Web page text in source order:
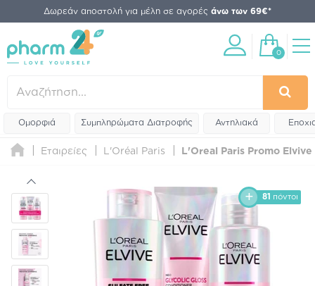
Δωρεάν αποστολή για μέλη σε αγορές άνω των 69€*
0
Ομορφιά Συμπληρώματα Διατροφής Αντηλιακά
Εταιρείες L'Oréal Paris L'Oreal Paris Promo
81 πόντοι